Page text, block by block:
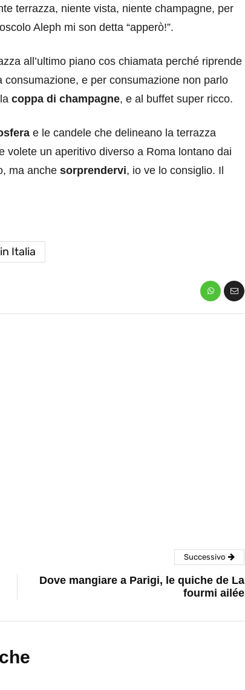
terrazza, niente vista, niente champagne, per
Aleph mi son detta “apperò!”.
all’ultimo piano cos chiamata perché riprende
consumazione, e per consumazione non parlo
coppa di champagne, e al buffet super ricco.
e le candele che delineano la terrazza
volete un aperitivo diverso a Roma lontano dai
ma anche sorprendervi, io ve lo consiglio. Il
Italia
Successivo
Dove mangiare a Parigi, le quiche de La
fourmi ailée